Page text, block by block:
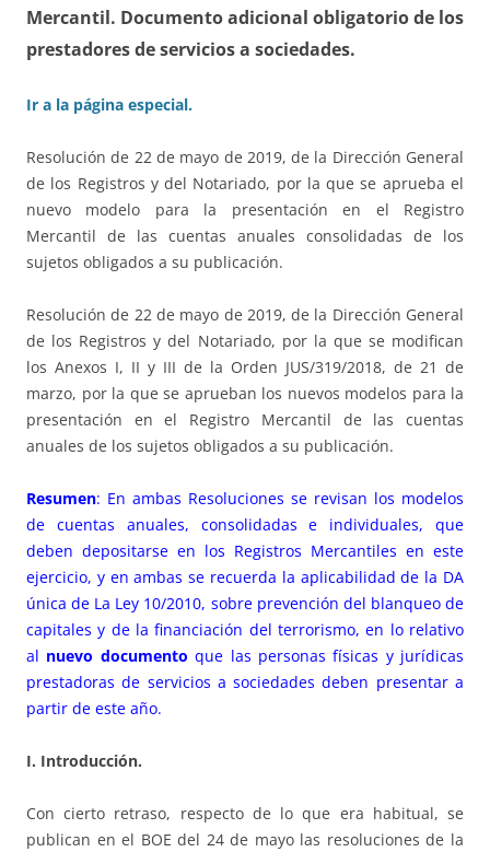
Mercantil. Documento adicional obligatorio de los
prestadores de servicios a sociedades.
Ir a la página especial.
Resolución de 22 de mayo de 2019, de la Dirección General
de los Registros y del Notariado, por la que se aprueba el
nuevo modelo para la presentación en el Registro
Mercantil de las cuentas anuales consolidadas de los
sujetos obligados a su publicación.
Resolución de 22 de mayo de 2019, de la Dirección General
de los Registros y del Notariado, por la que se modifican
los Anexos I, II y III de la Orden JUS/319/2018, de 21 de
marzo, por la que se aprueban los nuevos modelos para la
presentación en el Registro Mercantil de las cuentas
anuales de los sujetos obligados a su publicación.
Resumen: En ambas Resoluciones se revisan los modelos
de cuentas anuales, consolidadas e individuales, que
deben depositarse en los Registros Mercantiles en este
ejercicio, y en ambas se recuerda la aplicabilidad de la DA
única de La Ley 10/2010, sobre prevención del blanqueo de
capitales y de la financiación del terrorismo, en lo relativo
al nuevo documento que las personas físicas y jurídicas
prestadoras de servicios a sociedades deben presentar a
partir de este año.
I. Introducción.
Con cierto retraso, respecto de lo que era habitual, se
publican en el BOE del 24 de mayo las resoluciones de la